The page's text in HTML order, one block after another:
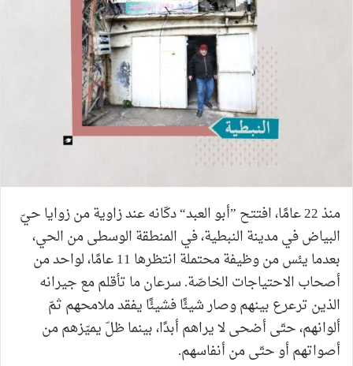
منذ 22 عامًا، افتتح ”أبو العبد“ دكّانه عند زاوية من زوايا حيّ
البياض في مدينة النبطية، في المنطقة الوسطى من الحي،
بعدما يئس من وظيفة محتملة انتظرها 11 عامًا، لواحد من
أصحاب الاحتياجات الخاصّة. سرعان ما تأقلم مع جيرانه
الذين ترعرع بينهم وصار شيئًا فشيئًا يفقد ملامحهم ثمّ
ألوانهم، حتّى أضحى لا يراهم أبدًا، بينما ظلّ يميّزهم من
أصواتهم أو حتّى من أنفاسهم.